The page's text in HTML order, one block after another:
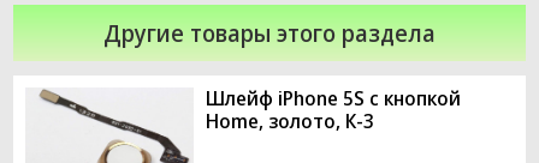
Другие товары этого раздела
Шлейф iPhone 5S с кнопкой
Home, золото, К-3